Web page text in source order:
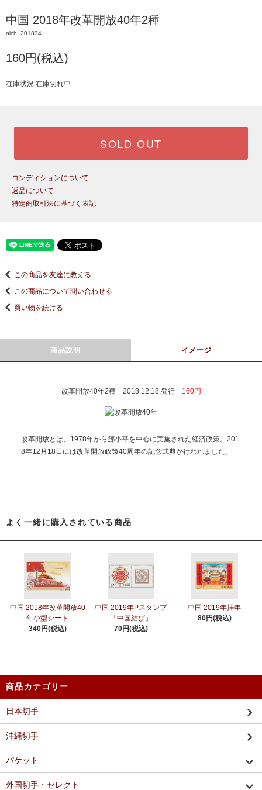
中国 2018年改革開放40年2種
nich_201834
160円(税込)
在庫状況 在庫切れ中
SOLD OUT
コンディションについて
返品について
特定商取引法に基づく表記
この商品を友達に教える
この商品について問い合わせる
買い物を続ける
商品説明 イメージ
改革開放40年2種 2018.12.18.発行 160円
改革開放とは、1978年から鄧小平を中心に実施された経済政策。201
8年12月18日には改革開放政策40周年の記念式典が行われました。
よく一緒に購入されている商品
中国 2018年改革開放40
年小型シート
340円(税込)
中国 2019年Pスタンプ
「中国結び」
70円(税込)
中国 2019年拝年
80円(税込)
商品カテゴリー
日本切手
沖縄切手
パケット
外国切手・セレクト